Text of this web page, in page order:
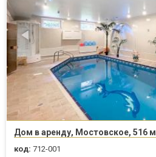
Дом в аренду, Мостовское, 516 м
код: 712-001